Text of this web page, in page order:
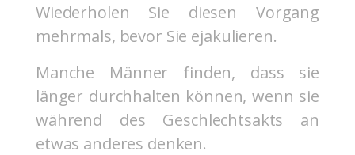
Wiederholen Sie diesen Vorgang
mehrmals, bevor Sie ejakulieren.
Manche Männer finden, dass sie
länger durchhalten können, wenn sie
während des Geschlechtsakts an
etwas anderes denken.